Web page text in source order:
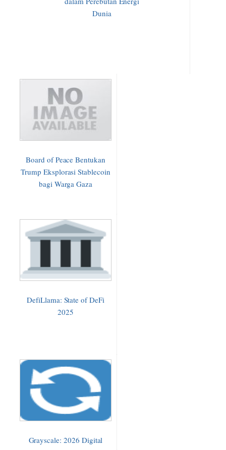
Dunia
Board of Peace Bentukan
Trump Eksplorasi Stablecoin
bagi Warga Gaza
DefiLlama: State of DeFi
2025
Grayscale: 2026 Digital